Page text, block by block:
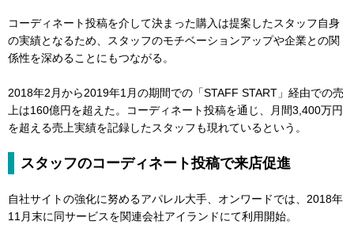
コーディネート投稿を介して決まった購入は提案したスタッフ自身
の実績となるため、スタッフのモチベーションアップや企業との関
係性を深めることにもつながる。
2018年2月から2019年1月の期間での「STAFF START」経由での売
上は160億円を超えた。コーディネート投稿を通じ、月間3,400万円
を超える売上実績を記録したスタッフも現れているという。
スタッフのコーディネート投稿で来店促進
自社サイトの強化に努めるアパレル大手、オンワードでは、2018年
11月末に同サービスを関連会社アイランドにて利用開始。